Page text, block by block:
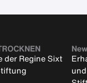
der Regine Sixt